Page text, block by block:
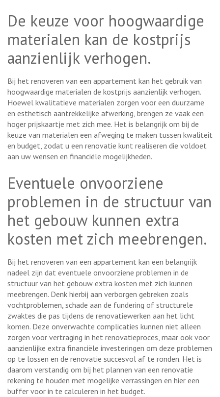
De keuze voor hoogwaardige
materialen kan de kostprijs
aanzienlijk verhogen.
Bij het renoveren van een appartement kan het gebruik van
hoogwaardige materialen de kostprijs aanzienlijk verhogen.
Hoewel kwalitatieve materialen zorgen voor een duurzame
en esthetisch aantrekkelijke afwerking, brengen ze vaak een
hoger prijskaartje met zich mee. Het is belangrijk om bij de
keuze van materialen een afweging te maken tussen kwaliteit
en budget, zodat u een renovatie kunt realiseren die voldoet
aan uw wensen en financiële mogelijkheden.
Eventuele onvoorziene
problemen in de structuur van
het gebouw kunnen extra
kosten met zich meebrengen.
Bij het renoveren van een appartement kan een belangrijk
nadeel zijn dat eventuele onvoorziene problemen in de
structuur van het gebouw extra kosten met zich kunnen
meebrengen. Denk hierbij aan verborgen gebreken zoals
vochtproblemen, schade aan de fundering of structurele
zwaktes die pas tijdens de renovatiewerken aan het licht
komen. Deze onverwachte complicaties kunnen niet alleen
zorgen voor vertraging in het renovatieproces, maar ook voor
aanzienlijke extra financiële investeringen om deze problemen
op te lossen en de renovatie succesvol af te ronden. Het is
daarom verstandig om bij het plannen van een renovatie
rekening te houden met mogelijke verrassingen en hier een
buffer voor in te calculeren in het budget.